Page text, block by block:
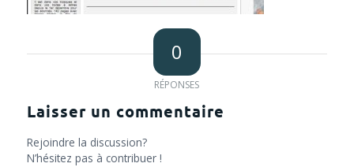
0
RÉPONSES
Laisser un commentaire
Rejoindre la discussion?
N’hésitez pas à contribuer !